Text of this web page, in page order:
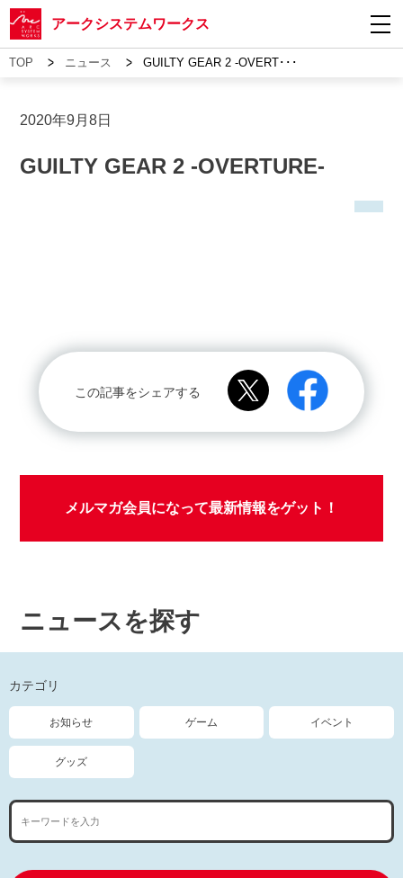
アークシステムワークス
TOP > ニュース > GUILTY GEAR 2 -OVERT･･･
2020年9月8日
GUILTY GEAR 2 -OVERTURE-
この記事をシェアする
メルマガ会員になって最新情報をゲット！
ニュースを探す
カテゴリ
お知らせ ゲーム イベント
グッズ